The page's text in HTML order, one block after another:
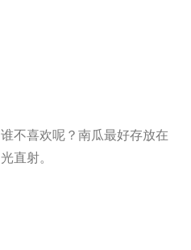
不喜欢呢？南瓜最好存放在
直射。